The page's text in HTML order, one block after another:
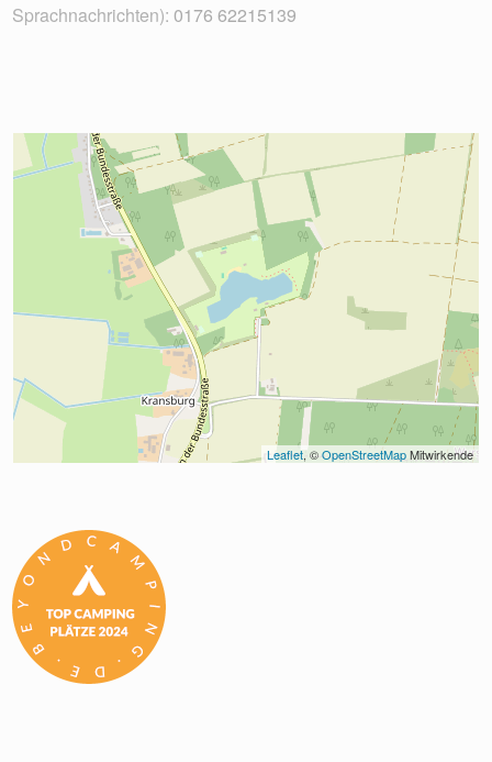
Sprachnachrichten): 0176 62215139
Leaflet, © OpenStreetMap Mitwirkende